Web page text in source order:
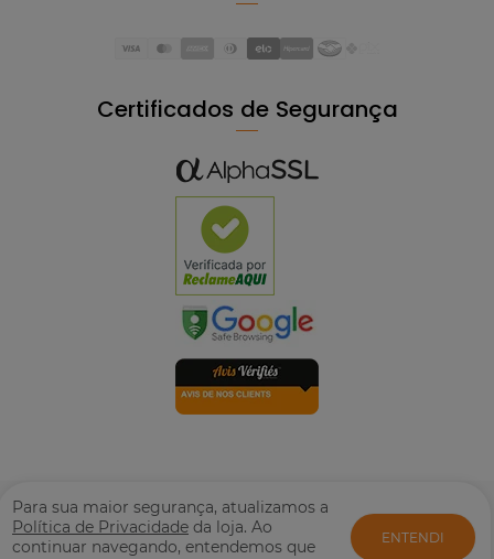
Para sua maior segurança, atualizamos a
Política de Privacidade da loja. Ao
continuar navegando, entendemos que
ENTENDI
Certificados de Segurança
© Mpozenato Todos os direitos reservados. Proibida reprodução
total ou parcial. Preços e estoque sujeito a alterações sem aviso
prévio. M. POZENATO LTDA | CNPJ: 08.417.266/0001-46. Rua:
Fruxu-Serrano, 717 - Jardim Alto da Boa Vista - Arapongas - PR |